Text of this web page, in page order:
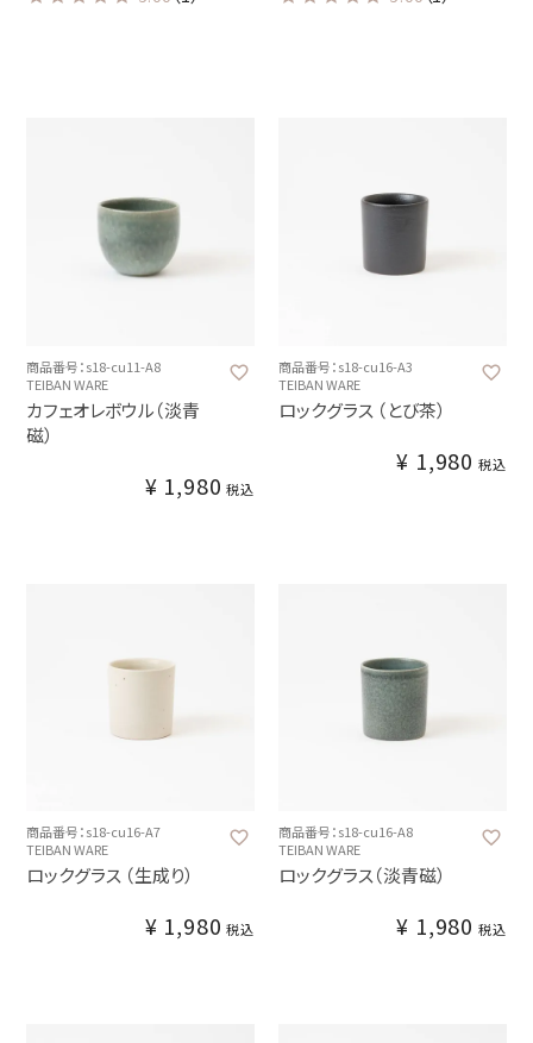
商品番号：s18-cu11-A8
TEIBAN WARE
カフェオレボウル（淡青
磁）
¥ 1,980 税込
商品番号：s18-cu16-A3
TEIBAN WARE
ロックグラス （とび茶）
¥ 1,980 税込
商品番号：s18-cu16-A7
TEIBAN WARE
ロックグラス （生成り）
¥ 1,980 税込
商品番号：s18-cu16-A8
TEIBAN WARE
ロックグラス（淡青磁）
¥ 1,980 税込